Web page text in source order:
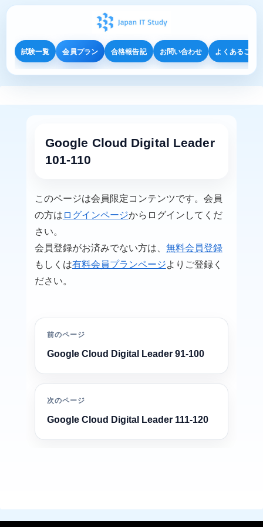
試験一覧 会員プラン 合格報告記 お問い合わせ よくあるご質
Google Cloud Digital Leader
101-110
このページは会員限定コンテンツです。会員
の方は ログインページからログインしてくだ
さい。
会員登録がお済みでない方は、 無料会員登録
もしくは有料会員プランページよりご登録く
ださい。
前のページ
Google Cloud Digital Leader 91-100
次のページ
Google Cloud Digital Leader 111-120